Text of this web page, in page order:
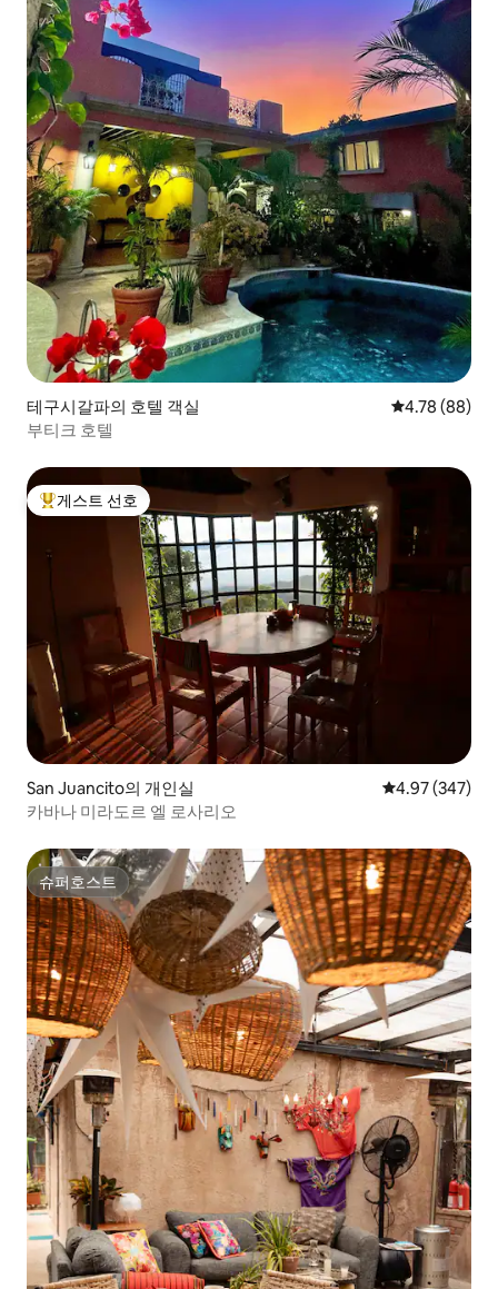
테구시갈파의 호텔 객실 평점 4.78점(5
4.78 (88)
부티크 호텔
상위 게스트 선호
게스트 선호
San Juancito의 개인실 평점 4.97점(5
4.97 (347)
카바나 미라도르 엘 로사리오
슈퍼호스트
슈퍼호스트